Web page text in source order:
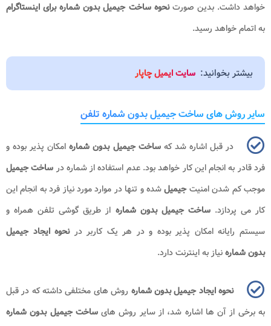
خواهد داشت. بدین صورتنحوه ساخت جیمیل بدون شماره برای اینستاگرام
به اتمام خواهد رسید.
بیشتر بخوانید: سایت ایمیل چاپار
سایر روش های ساخت جیمیل بدون شماره تلفن
در قبل اشاره شد کهساخت جیمیل بدون شمارهامکان پذیر بوده و
فرد قادر به انجام این کار خواهد بود. عدم استفاده از شماره در ساختجیمیل
موجب کم شدن امنیتجیمیلشده و تنها در موارد مورد نیاز فرد به انجام این
کار می پردازد.ساخت جیمیل بدون شماره از طریق گوشی تلفن همراه و
سیستم رایانه امکان پذیر بوده و در هر یک کاربر در نحوه ایجاد جیمیل
بدون شمارهنیاز به اینترنت دارد.
نحوه ایجاد جیمیل بدون شماره روش های مختلفی داشته که در قبل
به برخی از آن ها اشاره شد، از سایر روش هایساخت جیمیل بدون شماره